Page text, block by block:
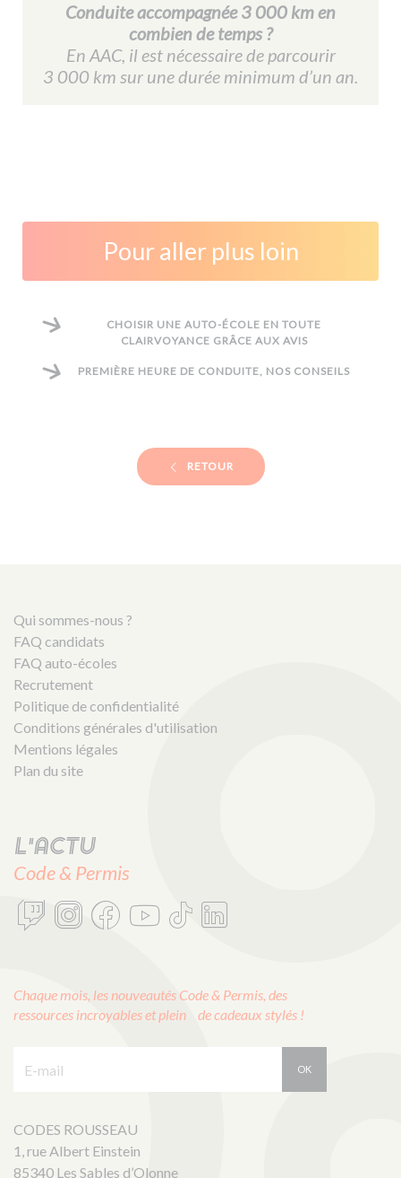
Conduite accompagnée 3 000 km en
combien de temps ?
En AAC, il est nécessaire de parcourir
3 000 km sur une durée minimum d’un an.
Pour aller plus loin
CHOISIR UNE AUTO-ÉCOLE EN TOUTE
CLAIRVOYANCE GRÂCE AUX AVIS
PREMIÈRE HEURE DE CONDUITE, NOS CONSEILS
RETOUR
Qui sommes-nous ?
FAQ candidats
FAQ auto-écoles
Recrutement
Politique de confidentialité
Conditions générales d'utilisation
Mentions légales
Plan du site
L'actu
Code & Permis
Chaque mois, les nouveautés Code & Permis, des
ressources incroyables et plein de cadeaux stylés !
OK
CODES ROUSSEAU
1, rue Albert Einstein
85340 Les Sables d’Olonne